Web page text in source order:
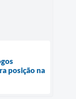
posição na